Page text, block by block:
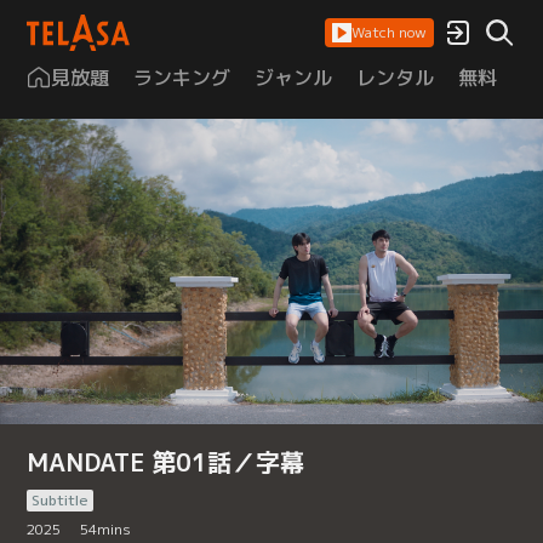
Watch now
見放題 ランキング ジャンル レンタル 無料
MANDATE 第01話／字幕
Subtitle
2025
54mins